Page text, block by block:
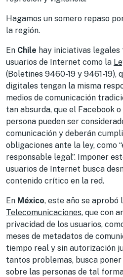
Hagamos un somero repaso
la región.
En Chile hay iniciativas
usuarios de Internet como la
(Boletines 9460-19 y 9461-19),
digitales tengan la misma
medios de comunicación
tan absurda, que el Facebook
persona pueden ser
comunicación y deberán
obligaciones ante la ley, como
responsable legal”. Imponer
usuarios de Internet busca
contenido crítico en la red.
En México, este año se aprobó
Telecomunicaciones, que con
privacidad de los usuarios,
meses de metadatos de
tiempo real y sin autorización
tantos problemas, busca
sobre las personas de tal